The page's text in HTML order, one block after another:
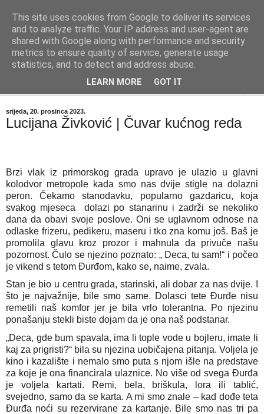
"Kvaka"
Časopis za književnost ISSN 2459-5632
srijeda, 20. prosinca 2023.
Lucijana Živković | Čuvar kućnog reda
Brzi vlak iz primorskog grada upravo je ulazio u glavni
kolodvor metropole kada smo nas dvije stigle na dolazni
peron. Čekamo stanodavku, popularno gazdaricu, koja
svakog mjeseca dolazi po stanarinu i zadrži se nekoliko
dana da obavi svoje poslove. Oni se uglavnom odnose na
odlaske frizeru, pedikeru, maseru i tko zna komu još. Baš je
promolila glavu kroz prozor i mahnula da privuče našu
pozornost. Čulo se njezino poznato: „ Deca, tu sam!“ i počeo
je vikend s tetom Đurđom, kako se, naime, zvala.
Stan je bio u centru grada, starinski, ali dobar za nas dvije. I
što je najvažnije, bile smo same. Dolasci tete Đurđe nisu
remetili naš komfor jer je bila vrlo tolerantna. Po njezinu
ponašanju stekli biste dojam da je ona naš podstanar.
„Deca, gde bum spavala, ima li tople vode u bojleru, imate li
kaj za prigristi?“ bila su njezina uobičajena pitanja. Voljela je
kino i kazalište i nemalo smo puta s njom išle na predstave
za koje je ona financirala ulaznice. No više od svega Đurđa
je voljela kartati. Remi, bela, briškula, lora ili tablić,
svejedno, samo da se karta. A mi smo znale – kad dođe teta
Đurđa noći su rezervirane za kartanje. Bile smo nas tri pa
This site uses cookies from Google to deliver its services
and to analyze traffic. Your IP address and user-agent are
shared with Google along with performance and security
metrics to ensure quality of service, generate usage
statistics, and to detect and address abuse.
LEARN MORE GOT IT